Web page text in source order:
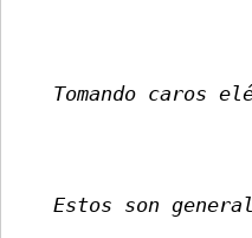
Tomando caros
Estos son